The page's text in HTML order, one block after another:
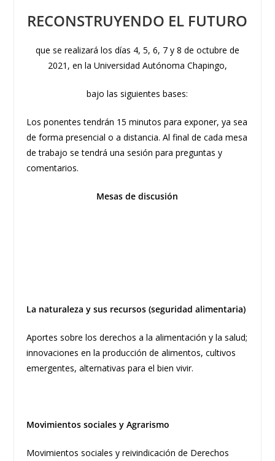
RECONSTRUYENDO EL FUTURO
que se realizará los días 4, 5, 6, 7 y 8 de octubre de
2021, en la Universidad Autónoma Chapingo,
bajo las siguientes bases:
Los ponentes tendrán 15 minutos para exponer, ya sea
de forma presencial o a distancia. Al final de cada mesa
de trabajo se tendrá una sesión para preguntas y
comentarios.
Mesas de discusión
La naturaleza y sus recursos (seguridad alimentaria)
Aportes sobre los derechos a la alimentación y la salud;
innovaciones en la producción de alimentos, cultivos
emergentes, alternativas para el bien vivir.
Movimientos sociales y Agrarismo
Movimientos sociales y reivindicación de Derechos